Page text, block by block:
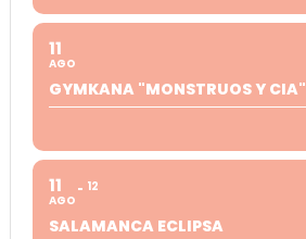
11
AGO
GYMKANA "MONSTRUOS Y CIA"
11
AGO
12
SALAMANCA ECLIPSA